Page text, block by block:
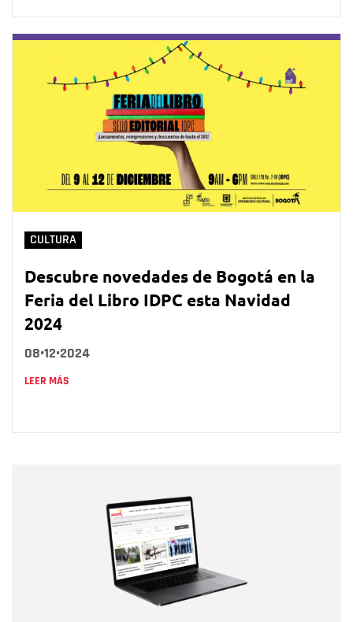
CULTURA
Descubre novedades de Bogotá en la
Feria del Libro IDPC esta Navidad
2024
08•12•2024
LEER MÁS
Correo electrónico
Tipo de comentario